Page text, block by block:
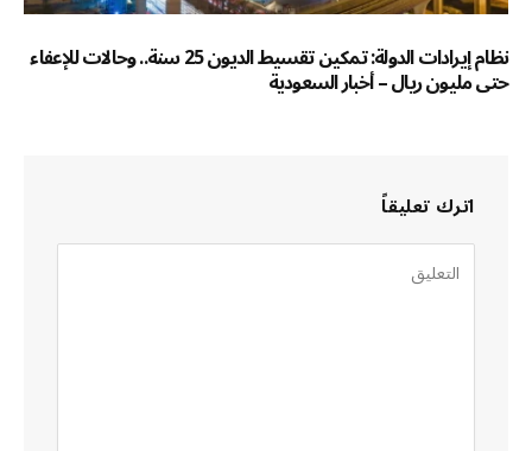
نظام إيرادات الدولة: تمكين تقسيط الديون 25 سنة.. وحالات للإعفاء
حتى مليون ريال – أخبار السعودية
اترك تعليقاً